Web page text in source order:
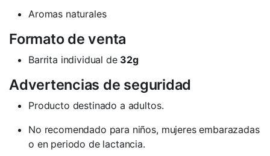
Aromas naturales
Formato de venta
Barrita individual de 32g
Advertencias de seguridad
Producto destinado a adultos.
No recomendado para niños, mujeres embarazadas
o en periodo de lactancia.